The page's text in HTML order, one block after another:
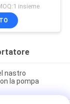
insieme
nastro
la pompa